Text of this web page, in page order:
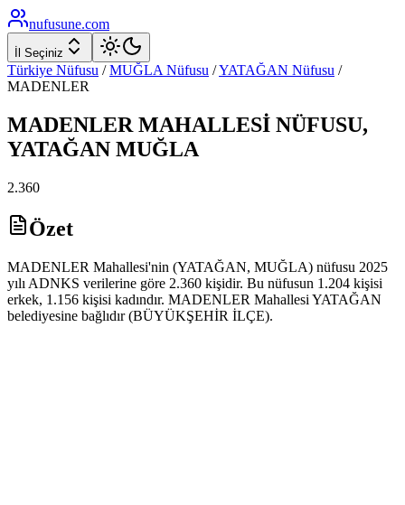
nufusune.com
İl Seçiniz
Türkiye Nüfusu / MUĞLA Nüfusu /YATAĞAN Nüfusu /
MADENLER
MADENLER MAHALLESİ NÜFUSU,
YATAĞAN MUĞLA
2.360
Özet
MADENLER Mahallesi'nin (YATAĞAN, MUĞLA) nüfusu 2025
yılı ADNKS verilerine göre 2.360 kişidir. Bu nüfusun 1.204 kişisi
erkek, 1.156 kişisi kadındır. MADENLER Mahallesi YATAĞAN
belediyesine bağlıdır (BÜYÜKŞEHİR İLÇE).